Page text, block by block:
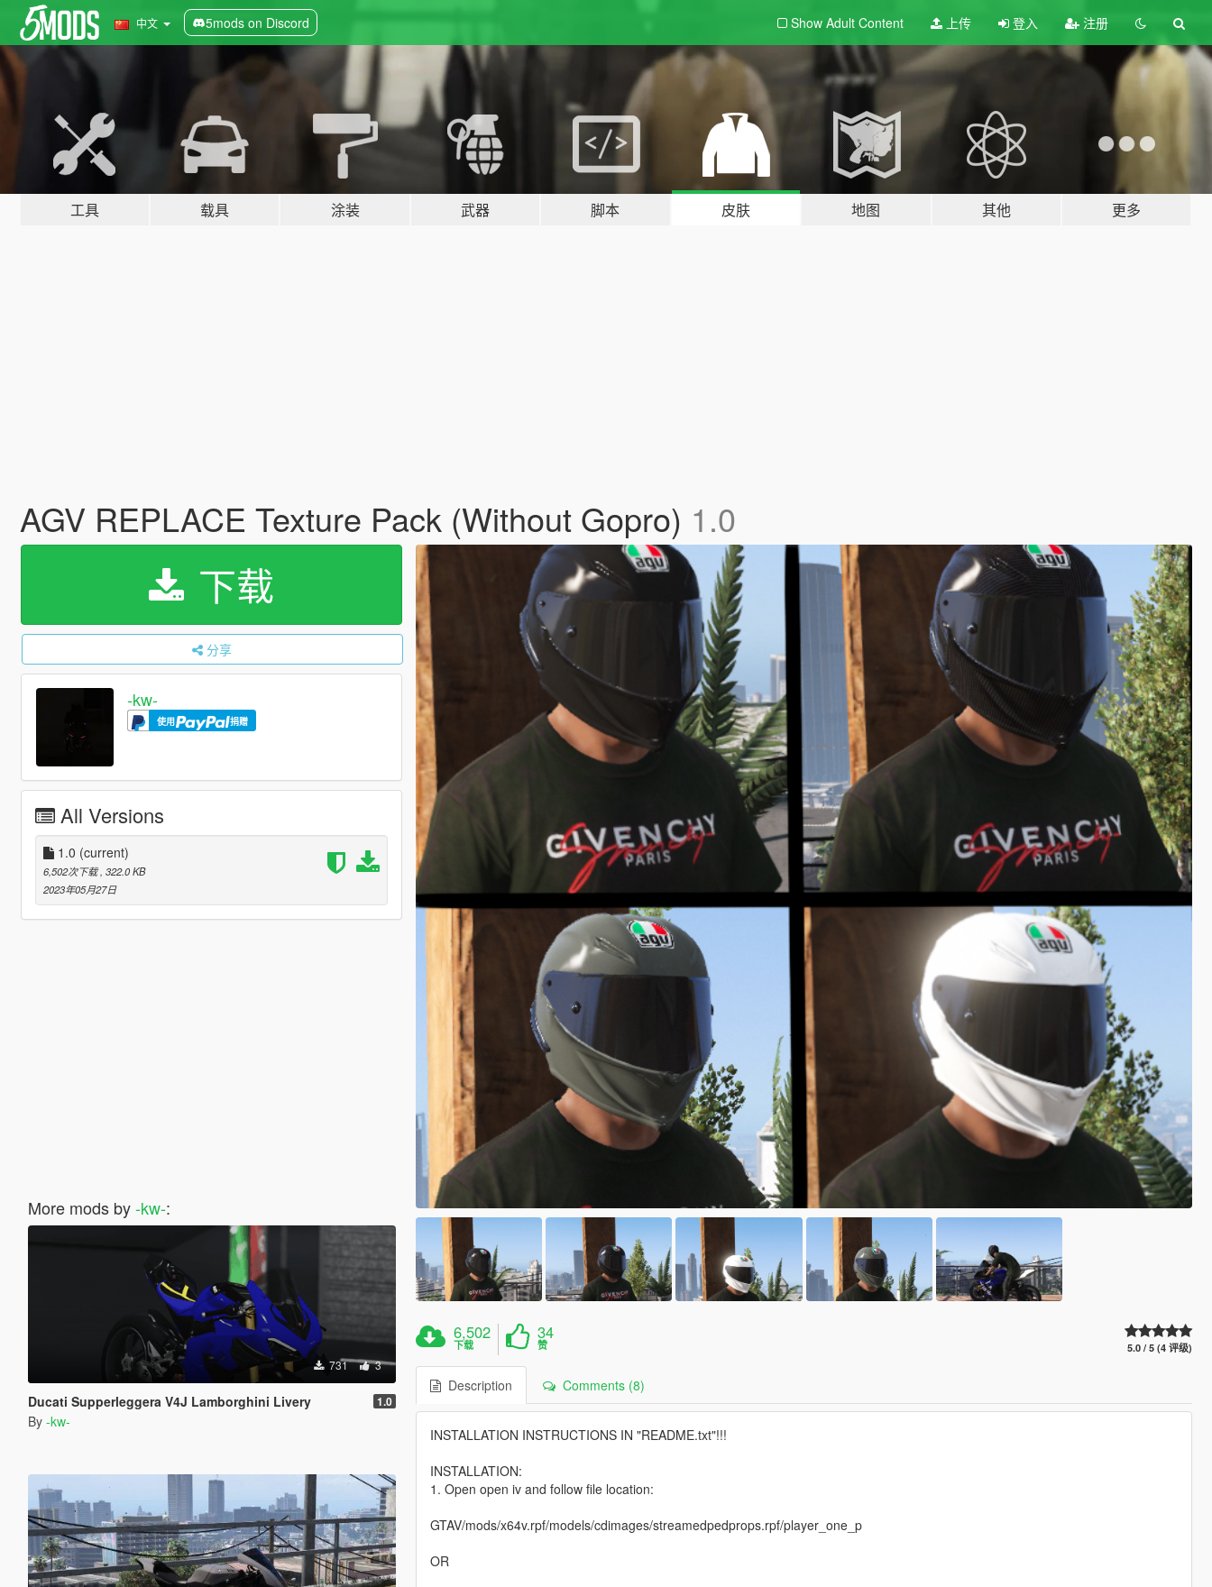
中文 5mods on Discord Show Adult Content 上传 登入 注册
工具 载具 涂装 武器 脚本 皮肤 地图 其他 更多
AGV REPLACE Texture Pack (Without Gopro) 1.0
下载
分享
-kw-
使用 捐赠
All Versions
1.0 (current)
6,502次下载 , 322.0 KB
2023年05月27日
More mods by-kw-:
731 3
Ducati Supperleggera V4J Lamborghini Livery 1.0
By -kw-
6,502
下载
34
赞 5.0 / 5 (4 评级)
Description Comments (8)
INSTALLATION INSTRUCTIONS IN "README.txt"!!!
INSTALLATION:
1. Open open iv and follow file location:
GTAV/mods/x64v.rpf/models/cdimages/streamedpedprops.rpf/player_one_p
OR